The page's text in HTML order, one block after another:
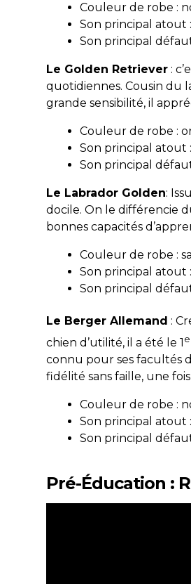
Couleur de robe :
Son principal atout
Son principal
Le Golden Retriever :
quotidiennes. Cousin du
grande sensibilité, il
Couleur de robe :
Son principal atout
Son principal
Le Labrador Golden:
docile. On le différencie
bonnes capacités
Couleur de robe :
Son principal atout
Son principal
Le Berger Allemand :
chien d’utilité, il a été le 1
connu pour ses facultés
fidélité sans faille, une
Couleur de robe :
Son principal atout
Son principal
Pré-Éducation :